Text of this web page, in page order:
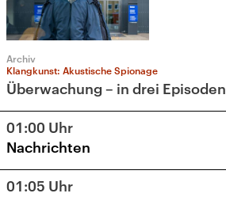
Archiv
Klangkunst: Akustische Spionage
Überwachung – in drei Episoden
01:00 Uhr
Nachrichten
01:05 Uhr